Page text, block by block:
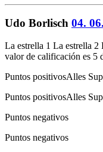
Udo Borlisch 04.
La estrella 1 La estrella 2
valor de calificación es 5
Puntos positivosAlles
Puntos positivosAlles
Puntos negativos
Puntos negativos